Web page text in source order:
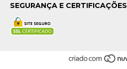
SEGURANÇA E CERTIFICAÇÕES